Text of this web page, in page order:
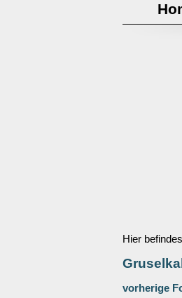
Hier
vorherige